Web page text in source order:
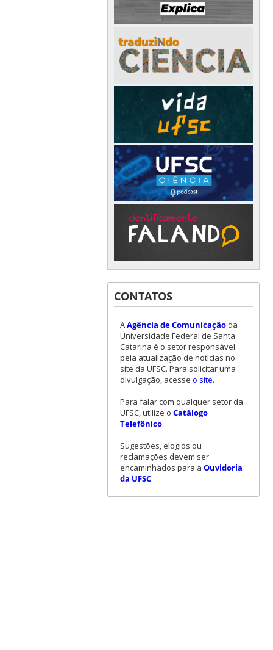
CONTATOS
AAgência de Comunicaçãoda
Universidade Federal de Santa
Catarina é o setor responsável
pela atualização de notícias no
site da UFSC. Para solicitar uma
divulgação, acesse o site.
Para falar com qualquer setor da
UFSC, utilize o Catálogo
Telefônico.
Sugestões, elogios ou
reclamações devem ser
encaminhados para a Ouvidoria
da UFSC.